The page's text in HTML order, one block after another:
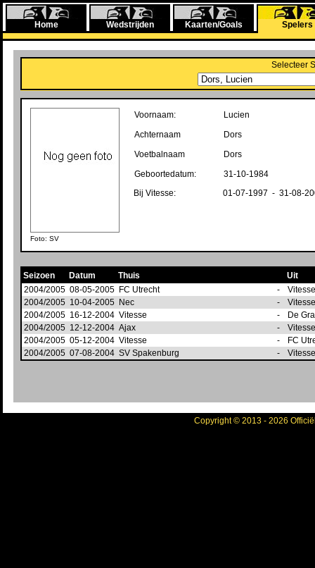
Home Wedstrijden Kaarten/Goals Spelers
Selecteer
Foto: SV
Voornaam:
Lucien
Achternaam
Dors
Voetbalnaam
Dors
Geboortedatum:
31-10-1984
Bij Vitesse:
01-07-1997 - 31-08-
Seizoen Datum Thuis
Uit
2004/2005 08-05-2005 FC Utrecht -
2004/2005 10-04-2005 Nec -
2004/2005 16-12-2004 Vitesse -
De
2004/2005 12-12-2004 Ajax -
2004/2005 05-12-2004 Vitesse -
FC
2004/2005 07-08-2004 SV Spakenburg -
Copyright © 2013 - 2026